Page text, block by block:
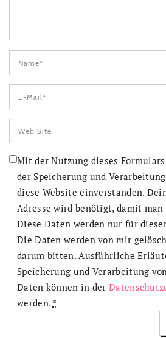
Mit der Nutzung dieses
der Speicherung und
diese Website einverstanden.
Adresse wird benötigt, damit
Diese Daten werden nur für
Die Daten werden von mir
darum bitten. Ausführliche
Speicherung und Verarbeitung
Daten können in der
werden. *